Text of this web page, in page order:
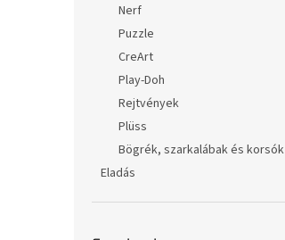
Nerf
Puzzle
CreArt
Play-Doh
Rejtvények
Plüss
Bögrék, szarkalábak és korsók
Eladás